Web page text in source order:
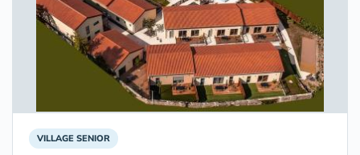
VILLAGE SENIOR